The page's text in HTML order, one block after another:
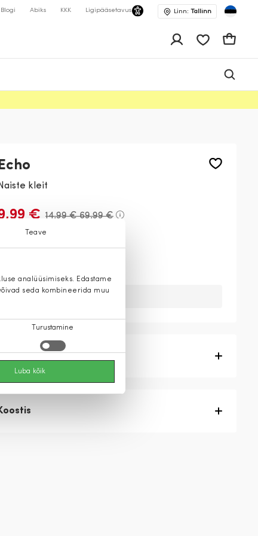
Teave
analüüsimiseks. Edastame
seda kombineerida muu
Turustamine
Luba kõik
Blogi Abiks KKK Ligipääsetavus Linn: Tallinn
Naiste kleit
€ 14,99 €69,99 €
Koostis